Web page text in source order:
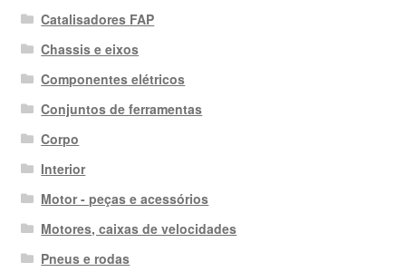
Catalisadores FAP
Chassis e eixos
Componentes elétricos
Conjuntos de ferramentas
Corpo
Interior
Motor - peças e acessórios
Motores, caixas de velocidades
Pneus e rodas